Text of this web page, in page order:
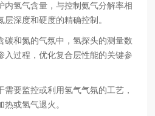
内氢气含量，与控制氨气分解率相
深度和硬度的精确控制。
碳和氮的气氛中，氢探头的测量数
入过程，优化复合层性能的关键参
要监控或利用氢气气氛的工艺，
或氢气退火。